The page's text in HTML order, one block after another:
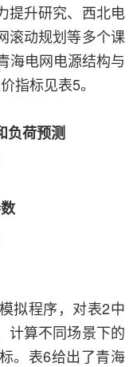
提升研究、西北电
滚动规划等多个课
海电网电源结构与
指标见表5。
负荷预测
拟程序，对表2中
计算不同场景下的
。表6给出了青海